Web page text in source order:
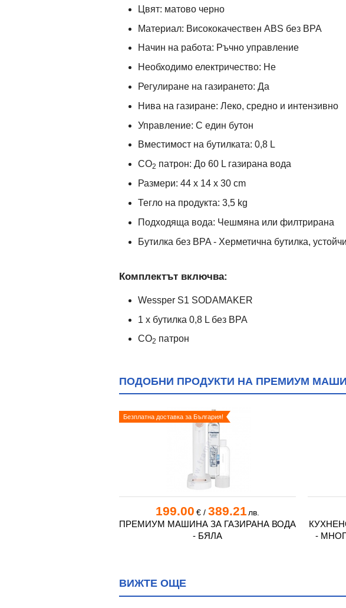
Цвят: матово черно
Материал: Висококачествен ABS без BPA
Начин на работа: Ръчно управление
Необходимо електричество: Не
Регулиране на газирането: Да
Нива на газиране: Леко, средно и интензивно
Управление: С един бутон
Вместимост на бутилката: 0,8 L
CO2 патрон: До 60 L газирана вода
Размери: 44 x 14 x 30 cm
Тегло на продукта: 3,5 kg
Подходяща вода: Чешмяна или филтрирана
Бутилка без BPA - Херметична бутилка,
Комплектът включва:
Wessper S1 SODAMAKER
1 x бутилка 0,8 L без BPA
CO2 патрон
ПОДОБНИ ПРОДУКТИ НА ПРЕМИУМ
199.00 €/ 389.21 лв.
ПРЕМИУМ МАШИНА ЗА ГАЗИРАНА ВОДА
- БЯЛА
Безплатна доставка за България!
-
ВИЖТЕ ОЩЕ